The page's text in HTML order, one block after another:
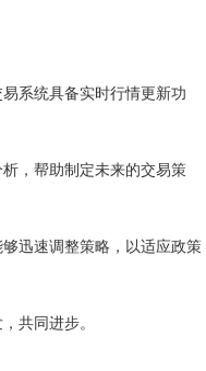
系统具备实时行情更新功
，帮助制定未来的交易策
迅速调整策略，以适应政策
共同进步。